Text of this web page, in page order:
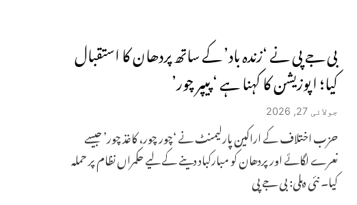
بی جے پی نے ‘زندہ باد’ کے ساتھ پردھان کا استقبال
کیا؛ اپوزیشن کا کہنا ہے ‘پیپر چور’
جولائی 27, 2026
حزب اختلاف کے اراکین پارلیمنٹ نے ‘چور چور، کاغذ چور’ جیسے
نعرے لگائے اور پردھان کو مبارکباد دینے کے لیے حکمراں نظام پر حملہ
کیا۔ نئی دہلی: بی جے پی